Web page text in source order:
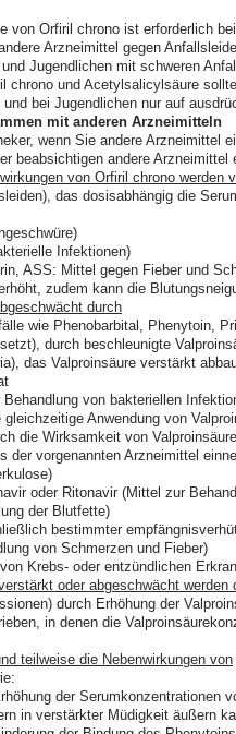
von Orfiril chrono ist erforderlich bei
Arzneimittel gegen
Jugendlichen mit schweren
chrono und Acetylsalicylsäure
bei Jugendlichen nur auf
mit anderen Arzneimitteln
wenn Sie andere Arzneimittel
beabsichtigen andere Arzneimittel
von Orfiril chrono werden
das dosisabhängig die
Infektionen)
ASS: Mittel gegen Fieber und
zudem kann die
durch
wie Phenobarbital, Phenytoin,
durch beschleunigte
das Valproinsäure verstärkt
von bakteriellen
Anwendung von
die Wirksamkeit von
der vorgenannten Arzneimittel
oder Ritonavir (Mittel zur
der Blutfette)
bestimmter
von Schmerzen und Fieber)
Krebs- oder entzündlichen
oder abgeschwächt werden
durch Erhöhung der
in denen die
teilweise die Nebenwirkungen von
der Serumkonzentrationen
in verstärkter Müdigkeit äußern